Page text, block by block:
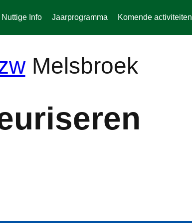
Nuttige Info Jaarprogramma Komende activiteiten
Melsbroek